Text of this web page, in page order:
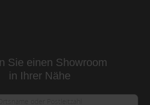
Sie einen Showroom
in Ihrer Nähe